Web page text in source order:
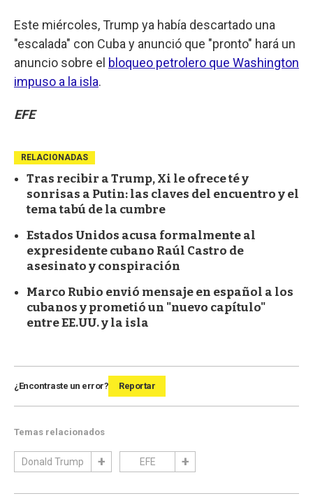
Este miércoles, Trump ya había descartado una
"escalada" con Cuba y anunció que "pronto" hará un
anuncio sobre el bloqueo petrolero que Washington
impuso a la isla.
EFE
RELACIONADAS
Tras recibir a Trump, Xi le ofrece té y
sonrisas a Putin: las claves del encuentro y el
tema tabú de la cumbre
Estados Unidos acusa formalmente al
expresidente cubano Raúl Castro de
asesinato y conspiración
Marco Rubio envió mensaje en español a los
cubanos y prometió un "nuevo capítulo"
entre EE.UU. y la isla
¿Encontraste un error? Reportar
Temas relacionados
Donald Trump EFE